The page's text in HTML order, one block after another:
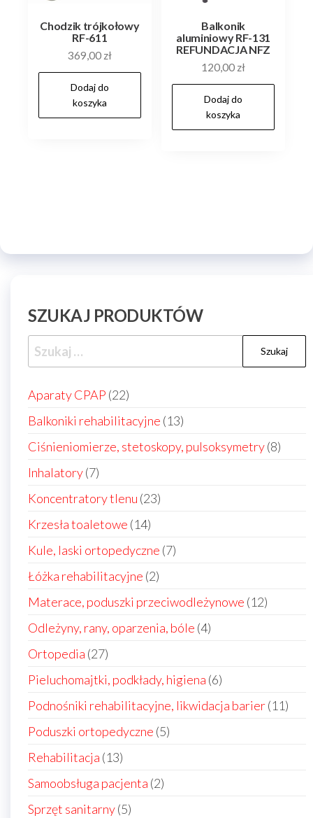
Chodzik trójkołowy
RF-611
369,00 zł
Dodaj do
koszyka
Balkonik
aluminiowy RF-131
REFUNDACJA NFZ
120,00 zł
Dodaj do
koszyka
SZUKAJ PRODUKTÓW
Szukaj:
Aparaty CPAP 2222
produkty
Balkoniki rehabilitacyjne 1313
produktów
Ciśnieniomierze, stetoskopy, pulsoksymetry 88
Inhalatory 77
produktów
Koncentratory tlenu 2323
Krzesła toaletowe 1414
produktów
Kule, laski ortopedyczne 77
Łóżka rehabilitacyjne 22
produkty
Materace, poduszki przeciwodleżynowe 1212
Odleżyny, rany, oparzenia, bóle 44
Ortopedia 2727
produktów
Pieluchomajtki, podkłady, higiena 66
produktów
Podnośniki rehabilitacyjne, likwidacja barier 1111
Poduszki ortopedyczne 55
Rehabilitacja 1313
produktów
Samoobsługa pacjenta 22
Sprzęt sanitarny 55